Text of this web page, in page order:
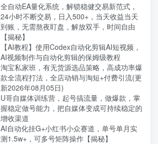
全自动EA量化系统，解锁稳健交易新范式，
24小时不断交易，日入500+，当天收益当天
到账，无需熬夜盯盘，解放双手，时间自由
【揭秘】
【AI教程】使用Codex自动化剪辑AI短视频，
AI视频制作与自动化剪辑的保姆级教程
淘宝私家班，有无货源选品策略，高成功率爆
款全流程打法，全店动销与淘短+付费引流(更
新2026年08月05日)
U哥自媒体训练营，起号搞流量，做爆款，掌
握稳定做号能力，把自媒体变成可持续稳定的
增收渠道
AI自动化挂G+小红书小众赛道，单号单月实
测1.5w+，可多号矩阵操作【揭秘】